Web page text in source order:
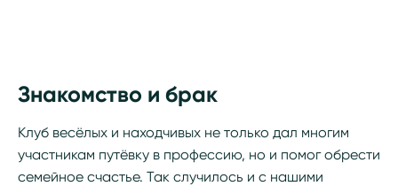
Знакомство и брак
Клуб весёлых и находчивых не только дал многим
участникам путёвку в профессию, но и помог обрести
семейное счастье. Так случилось и с нашими